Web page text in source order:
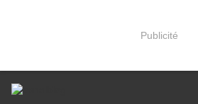
Publicité